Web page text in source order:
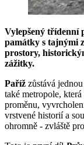
Vylepšený třídenní
památky s tajnými
prostory,
zážitky.
Paříž zůstává
také metropole,
proměnu,
vrstvené historií a
ohromně - zvláště